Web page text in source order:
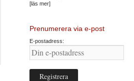
[läs mer]
Prenumerera via e-post
E-postadress: